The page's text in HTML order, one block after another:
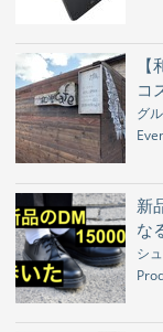
コ
グ
新
な
シ